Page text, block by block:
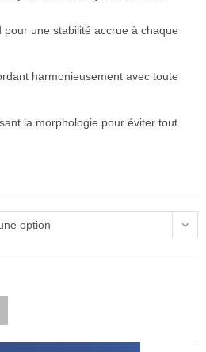
pour une stabilité accrue à chaque
harmonieusement avec toute
la morphologie pour éviter tout
option